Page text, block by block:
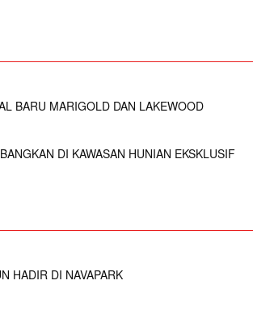
BARU MARIGOLD DAN LAKEWOOD
DI KAWASAN HUNIAN EKSKLUSIF
HADIR DI NAVAPARK